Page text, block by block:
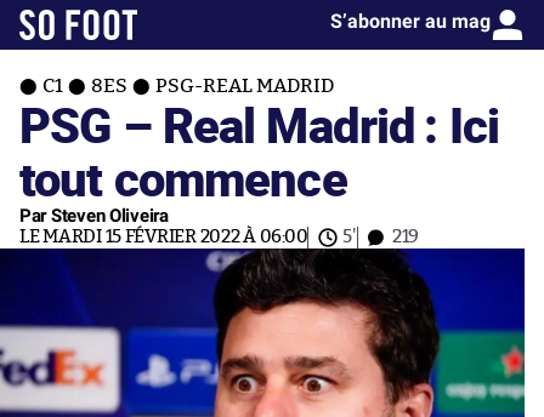
S’abonner au mag
C1 8ES PSG-REAL MADRID
PSG – Real Madrid : Ici
tout commence
Par Steven Oliveira
LE MARDI 15 FÉVRIER 2022 À 06:00 5' 219